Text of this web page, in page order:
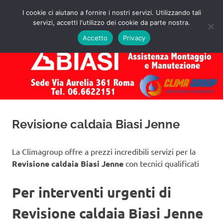
Assistenza
Caldaie
Biasi
Roma
Preventivo!
MENU
Revisione caldaia Biasi Jenne
La Climagroup offre a prezzi incredibili servizi per la
Revisione caldaia Biasi Jenne con tecnici qualificati
Per interventi urgenti di
Revisione caldaia Biasi Jenne
I cookie ci aiutano a fornire i nostri servizi. Utilizzando tali
servizi, accetti l'utilizzo dei cookie da parte nostra.
Accetto
Privacy